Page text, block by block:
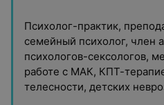
Психолог-практик,
семейный психолог, член
психологов-сексологов,
работе с МАК, КПТ-
телесности, детских